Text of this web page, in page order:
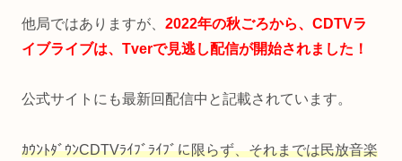
他局ではありますが、 2022年の秋ごろから、CDTVラ
イブライブは、Tverで見逃し配信が開始されました！
公式サイトにも最新回配信中と記載されています。
ｶｳﾝﾄﾀﾞｳﾝCDTVﾗｲﾌﾞﾗｲﾌﾞに限らず、それまでは民放音楽